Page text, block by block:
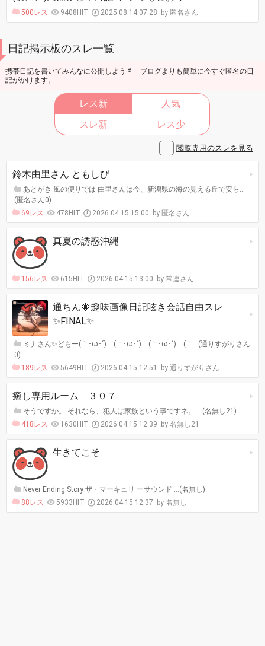
500レス 9408HIT 2025.08.14 07:28 匿名さん
日記掲示板のスレ一覧
携帯日記を書いてみんなに公開しよう📓 ブログよりも簡単に今すぐ匿名の日
記がかけます。
レス新
人気
スレ新
レス少
閲覧専用のスレを見る
鈴木由里さん ともしび
あとがき 風の便りでは 由里さんは今、新潟県の海の見える丘で安ら…
(匿名さん0)
69レス
478HIT 2026.04.15 15:00 匿名さん
真夏の誘惑沖縄
156レス 615HIT 2026.04.15 13:00 常連さん
通ちん🍓趣味画像日記呟き会話自由スレ
✨️FINAL✨️
ミナさん✨️どもー(｀･ω･´)ゞ(｀･ω･´)ゞ(｀･ω･´)ゞ(｀…(通りすがりさん
0)
189レス
5649HIT 2026.04.15 12:51 通りすがりさん
癒し専用ルーム ３０７
そうですか。 それなら、犯人は家族という事ですネ。 …(名無し21)
418レス
1630HIT 2026.04.15 12:39 名無し21
生きてこそ
Never Ending Story ザ・マーキュリ ーサウンド …(名無し)
88レス
5933HIT 2026.04.15 12:37 名無し